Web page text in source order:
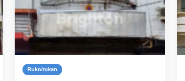
Ruko/rukan